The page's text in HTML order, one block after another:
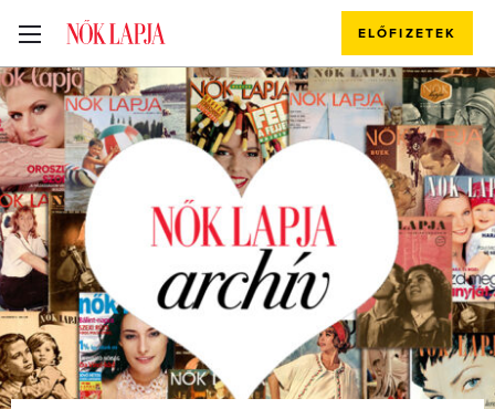
ELŐFIZETEK